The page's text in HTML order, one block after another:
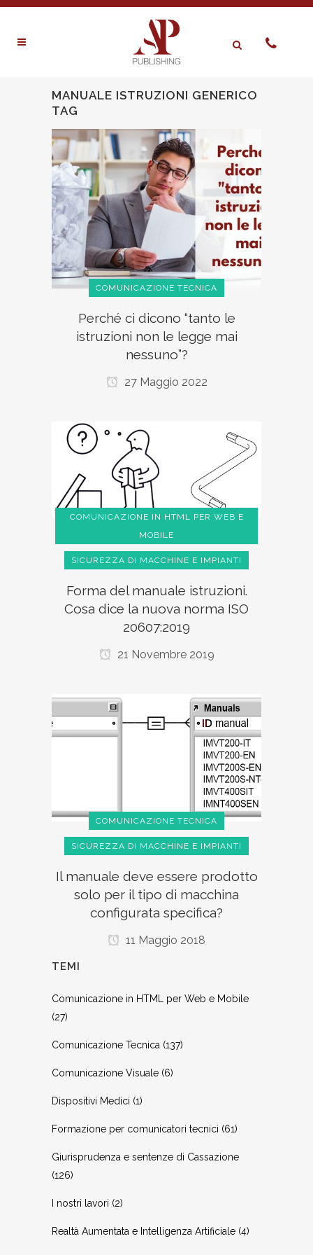
MANUALE ISTRUZIONI GENERICO
TAG
COMUNICAZIONE TECNICA
Perché ci dicono “tanto le
istruzioni non le legge mai
nessuno”?
27 Maggio 2022
COMUNICAZIONE IN HTML PER WEB E
MOBILE
SICUREZZA DI MACCHINE E IMPIANTI
Forma del manuale istruzioni.
Cosa dice la nuova norma ISO
20607:2019
21 Novembre 2019
COMUNICAZIONE TECNICA
SICUREZZA DI MACCHINE E IMPIANTI
Il manuale deve essere prodotto
solo per il tipo di macchina
configurata specifica?
11 Maggio 2018
TEMI
Comunicazione in HTML per Web e Mobile
(27)
Comunicazione Tecnica (137)
Comunicazione Visuale (6)
Dispositivi Medici (1)
Formazione per comunicatori tecnici (61)
Giurisprudenza e sentenze di Cassazione
(126)
I nostri lavori (2)
Realtà Aumentata e Intelligenza Artificiale (4)